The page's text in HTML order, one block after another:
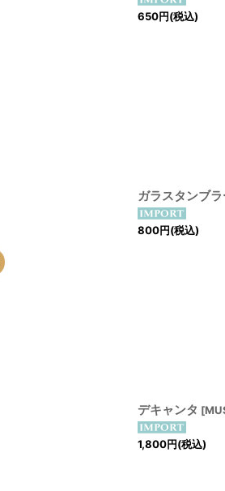
650円(税込)
ガラスタンブラ
800円(税込)
デキャンタ [
1,800円(税込)